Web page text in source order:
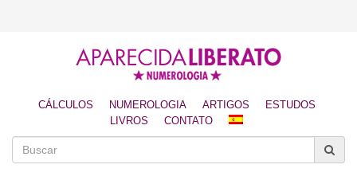
CÁLCULOS NUMEROLOGIA ARTIGOS
ESTUDOS
LIVROS
CONTATO